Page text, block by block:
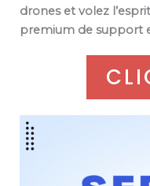
drones et volez
premium de support